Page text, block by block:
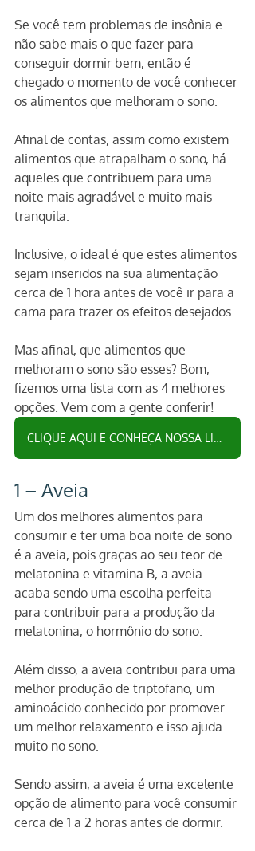
Se você tem problemas de insônia e
não sabe mais o que fazer para
conseguir dormir bem, então é
chegado o momento de você conhecer
os alimentos que melhoram o sono.
Afinal de contas, assim como existem
alimentos que atrapalham o sono, há
aqueles que contribuem para uma
noite mais agradável e muito mais
tranquila.
Inclusive, o ideal é que estes alimentos
sejam inseridos na sua alimentação
cerca de 1 hora antes de você ir para a
cama para trazer os efeitos desejados.
Mas afinal, que alimentos que
melhoram o sono são esses? Bom,
fizemos uma lista com as 4 melhores
opções. Vem com a gente conferir!
1 – Aveia
Um dos melhores alimentos para
consumir e ter uma boa noite de sono
é a aveia, pois graças ao seu teor de
melatonina e vitamina B, a aveia
acaba sendo uma escolha perfeita
para contribuir para a produção da
melatonina, o hormônio do sono.
Além disso, a aveia contribui para uma
melhor produção de triptofano, um
aminoácido conhecido por promover
um melhor relaxamento e isso ajuda
muito no sono.
Sendo assim, a aveia é uma excelente
opção de alimento para você consumir
cerca de 1 a 2 horas antes de dormir.